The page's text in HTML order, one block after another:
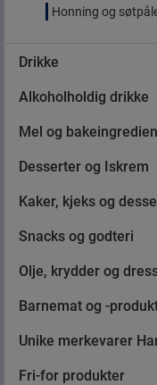
Honning og
Drikke
Alkoholholdig drikke
Mel og
Desserter og Iskrem
Kaker, kjeks og
Snacks og godteri
Olje, krydder og
Barnemat og -
Unike merkevarer
Fri-for produkter